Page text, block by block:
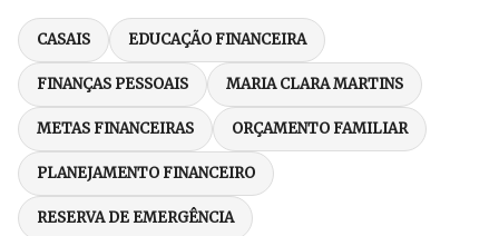
CASAIS EDUCAÇÃO FINANCEIRA
FINANÇAS PESSOAIS MARIA CLARA MARTINS
METAS FINANCEIRAS ORÇAMENTO FAMILIAR
PLANEJAMENTO FINANCEIRO
RESERVA DE EMERGÊNCIA